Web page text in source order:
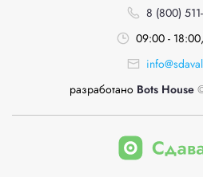
8 (800)
09:00 -
разработано Bots House